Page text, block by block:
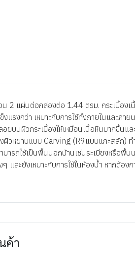
แผ่นต่อกล่องต่อ 1.44 ตรม. กระเบื้องเ
แรงกว่า เหมาะกับการใช้ทั้งภายในและภ
บนผิวกระเบื้องให้เหมือนเนื้อหินมากขึ้นแ
ผิวหยาบแบบ Carving (R9แบบแกะสลัก) ท
รถใช้เป็นพื้นนอกบ้านเช่นระเบียงหรือพื้นน
ละยังเหมาะกับการใช้ในห้องน้ำ หากต้อ
ค้า